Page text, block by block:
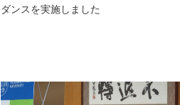
ダンスを実施しました